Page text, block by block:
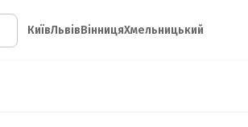
КиївЛьвівВінницяХмельницький